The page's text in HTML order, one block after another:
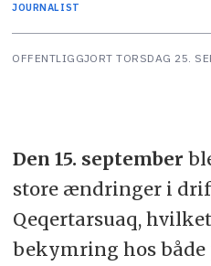
JOURNALIST
OFFENTLIGGJORT TORSDAG 25.
Den 15. september
store ændringer i
Qeqertarsuaq,
bekymring hos både